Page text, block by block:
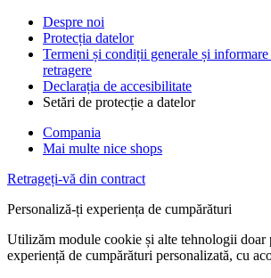
Despre noi
Protecția datelor
Termeni și condiții generale și
retragere
Declarația de accesibilitate
Setări de protecție a datelor
Compania
Mai multe nice shops
Retrageți-vă din contract
Personaliză-ți experiența de cumpărături
Utilizăm module cookie și alte tehnologii doar
experiență de cumpărături personalizată, cu